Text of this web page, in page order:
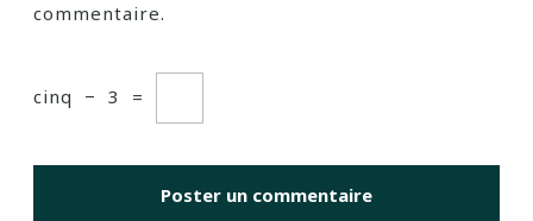
commentaire.
cinq − 3 =